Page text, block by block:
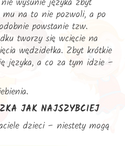
mu na to nie pozwoli, a po
powstanie tzw.
tworzy się wcięcie na
wędzidełka. Zbyt krótkie
języka, a co za tym idzie –
JAK NAJSZYBCIEJ
dzieci – niestety mogą